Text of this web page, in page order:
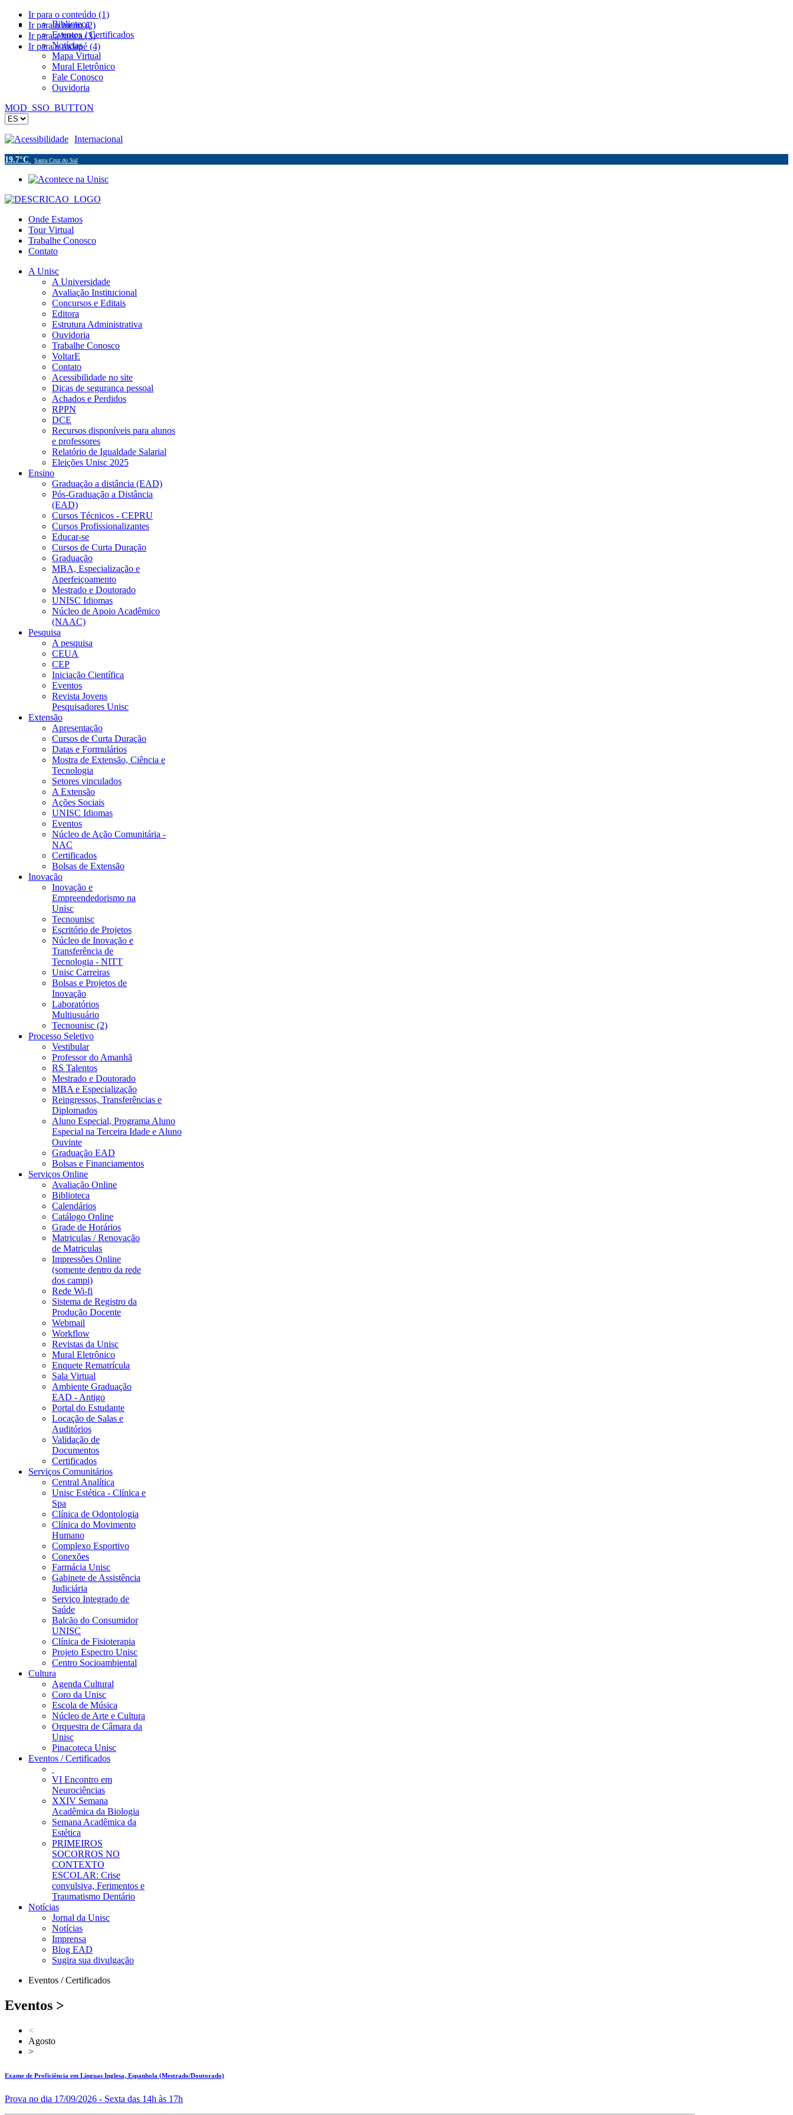
Ir para o conteúdo (1)
Ir para o menu (2)
Ir para a busca (3)
Ir para o rodapé (4)
Biblioteca
Eventos / Certificados
Notícias
Mapa Virtual
Mural Eletrônico
Fale Conosco
Ouvidoria
MOD_SSO_BUTTON
Acessibilidade Internacional
19.7°C Santa Cruz do Sul
Onde Estamos
Tour Virtual
Trabalhe Conosco
Contato
A Unisc
A Universidade
Avaliação Institucional
Concursos e Editais
Editora
Estrutura Administrativa
Ouvidoria
Trabalhe Conosco
VoltarE
Contato
Acessibilidade no site
Dicas de segurança pessoal
Achados e Perdidos
RPPN
DCE
Recursos disponíveis para alunos
e professores
Relatório de Igualdade Salarial
Eleições Unisc 2025
Ensino
Graduação a distância (EAD)
Pós-Graduação a Distância
(EAD)
Cursos Técnicos - CEPRU
Cursos Profissionalizantes
Educar-se
Cursos de Curta Duração
Graduação
MBA, Especialização e
Aperfeiçoamento
Mestrado e Doutorado
UNISC Idiomas
Núcleo de Apoio Acadêmico
(NAAC)
Pesquisa
A pesquisa
CEUA
CEP
Iniciação Científica
Eventos
Revista Jovens
Pesquisadores Unisc
Extensão
Apresentação
Cursos de Curta Duração
Datas e Formulários
Mostra de Extensão, Ciência e
Tecnologia
Setores vinculados
A Extensão
Ações Sociais
UNISC Idiomas
Eventos
Núcleo de Ação Comunitária -
NAC
Certificados
Bolsas de Extensão
Inovação
Inovação e
Empreendedorismo na
Unisc
Tecnounisc
Escritório de Projetos
Núcleo de Inovação e
Transferência de
Tecnologia - NITT
Unisc Carreiras
Bolsas e Projetos de
Inovação
Laboratórios
Multiusuário
Tecnounisc (2)
Processo Seletivo
Vestibular
Professor do Amanhã
RS Talentos
Mestrado e Doutorado
MBA e Especialização
Reingressos, Transferências e
Diplomados
Aluno Especial, Programa Aluno
Especial na Terceira Idade e Aluno
Ouvinte
Graduação EAD
Bolsas e Financiamentos
Serviços Online
Avaliação Online
Biblioteca
Calendários
Catálogo Online
Grade de Horários
Matriculas / Renovação
de Matriculas
Impressões Online
(somente dentro da rede
dos campi)
Rede Wi-fi
Sistema de Registro da
Produção Docente
Webmail
Workflow
Revistas da Unisc
Mural Eletrônico
Enquete Rematrícula
Sala Virtual
Ambiente Graduação
EAD - Antigo
Portal do Estudante
Locação de Salas e
Auditórios
Validação de
Documentos
Certificados
Serviços Comunitários
Central Analítica
Unisc Estética - Clínica e
Spa
Clínica de Odontologia
Clínica do Movimento
Humano
Complexo Esportivo
Conexões
Farmácia Unisc
Gabinete de Assistência
Judiciária
Serviço Integrado de
Saúde
Balcão do Consumidor
UNISC
Clínica de Fisioterapia
Projeto Espectro Unisc
Centro Socioambiental
Cultura
Agenda Cultural
Coro da Unisc
Escola de Música
Núcleo de Arte e Cultura
Orquestra de Câmara da
Unisc
Pinacoteca Unisc
Eventos / Certificados
VI Encontro em
Neurociências
XXIV Semana
Acadêmica da Biologia
Semana Acadêmica da
Estética
PRIMEIROS
SOCORROS NO
CONTEXTO
ESCOLAR: Crise
convulsiva, Ferimentos e
Traumatismo Dentário
Notícias
Jornal da Unisc
Notícias
Imprensa
Blog EAD
Sugira sua divulgação
Eventos / Certificados
Eventos >
<
Agosto
>
Exame de Proficiência em Línguas Inglesa, Espanhola (Mestrado/Doutorado)
Prova no dia 17/09/2026 - Sexta das 14h às 17h